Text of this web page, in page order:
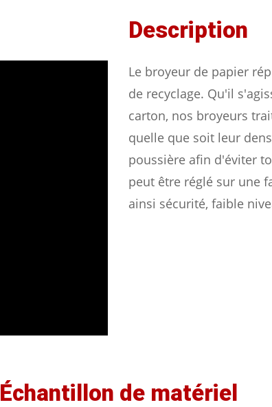
Description
Le broyeur de papier
de recyclage. Qu'il
carton, nos broyeurs
quelle que soit leur
poussière afin d'éviter
peut être réglé sur une
ainsi sécurité, faible
Échantillon de matériel